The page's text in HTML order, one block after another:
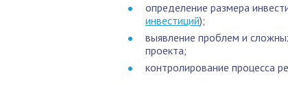
определение размера
инвестиций);
выявление проблем и
проекта;
контролирование процесса